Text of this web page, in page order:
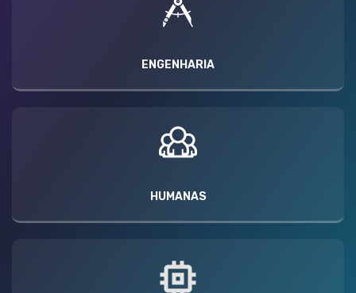
ENGENHARIA
HUMANAS